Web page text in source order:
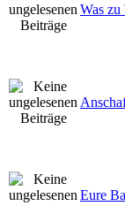
Was zu
Eure